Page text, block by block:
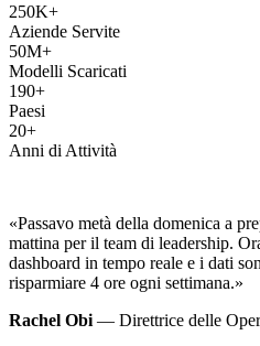
250K+
Aziende Servite
50M+
Modelli Scaricati
190+
Paesi
20+
Anni di Attività
«Passavo metà della domenica a
mattina per il team di leadership.
dashboard in tempo reale e i dati
risparmiare 4 ore ogni settimana.»
Rachel Obi — Direttrice delle